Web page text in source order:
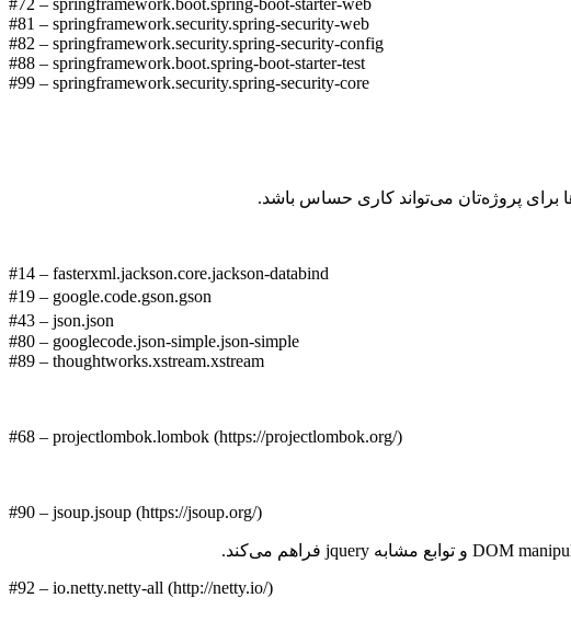
#81 – springframework.security.spring-security-web
#82 – springframework.security.spring-security-config
#88 – springframework.boot.spring-boot-starter-test
#99 – springframework.security.spring-security-core
#14 – fasterxml.jackson.core.jackson-databind
#19 – google.code.gson.gson
#43 – json.json
#80 – googlecode.json-simple.json-simple
#89 – thoughtworks.xstream.xstream
#68 – projectlombok.lombok (https://projectlombok.org/)
#90 – jsoup.jsoup (https://jsoup.org/)
#92 – io.netty.netty-all (http://netty.io/)